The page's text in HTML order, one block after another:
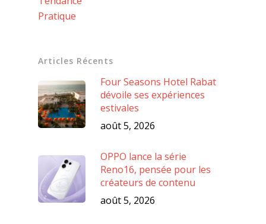
Pratique
Articles Récents
Four Seasons Hotel Rabat
dévoile ses expériences
estivales
août 5, 2026
OPPO lance la série
Reno16, pensée pour les
créateurs de contenu
août 5, 2026